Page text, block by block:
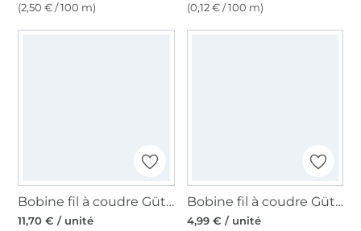
(2,50 € / 100 m)
(0,12 € / 100 m)
Bobine fil à coudre Gütermann 1000m polyester, (800), blanc
11,70 € / unité
Bobine fil à coudre Gütermann 200m polyester, (711) bleu marine
4,99 € / unité